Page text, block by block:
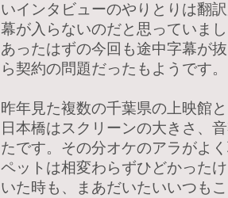
いインタビューのやりとりは翻
幕が入らないのだと思っていま
あったはずの今回も途中字幕が
ら契約の問題だったもようです。
昨年見た複数の千葉県の上映館
日本橋はスクリーンの大きさ、
たです。その分オケのアラがよ
ペットは相変わらずひどかった
いた時も、まあだいたいいつも